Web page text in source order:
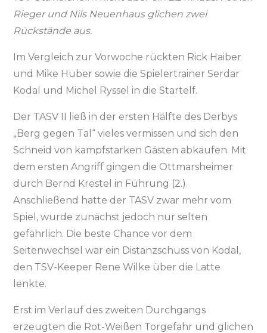
Rieger und Nils Neuenhaus glichen zwei
Rückstände aus.
Im Vergleich zur Vorwoche rückten Rick Haiber
und Mike Huber sowie die Spielertrainer Serdar
Kodal und Michel Ryssel in die Startelf.
Der TASV II ließ in der ersten Hälfte des Derbys
„Berg gegen Tal“ vieles vermissen und sich den
Schneid von kampfstarken Gästen abkaufen. Mit
dem ersten Angriff gingen die Ottmarsheimer
durch Bernd Krestel in Führung (2.).
Anschließend hatte der TASV zwar mehr vom
Spiel, wurde zunächst jedoch nur selten
gefährlich. Die beste Chance vor dem
Seitenwechsel war ein Distanzschuss von Kodal,
den TSV-Keeper Rene Wilke über die Latte
lenkte.
Erst im Verlauf des zweiten Durchgangs
erzeugten die Rot-Weißen Torgefahr und glichen